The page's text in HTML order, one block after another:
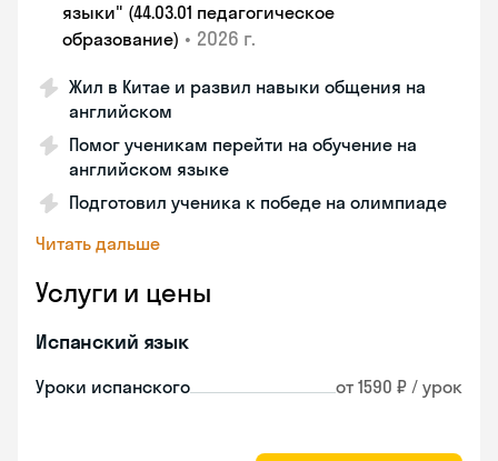
языки" (44.03.01 педагогическое
образование) • 2026 г.
Жил в Китае и развил навыки общения на
английском
Помог ученикам перейти на обучение на
английском языке
Подготовил ученика к победе на олимпиаде
Читать дальше
Услуги и цены
Испанский язык
Уроки испанского от 1590 ₽ / урок